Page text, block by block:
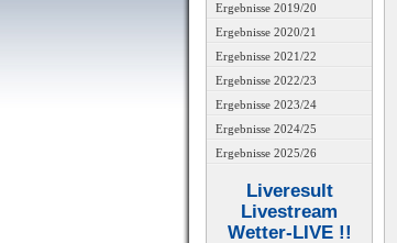
Ergebnisse 2019/20
Ergebnisse 2020/21
Ergebnisse 2021/22
Ergebnisse 2022/23
Ergebnisse 2023/24
Ergebnisse 2024/25
Ergebnisse 2025/26
Liveresult
Livestream
Wetter-LIVE !!